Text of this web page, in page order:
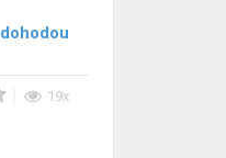
dohodou
19x